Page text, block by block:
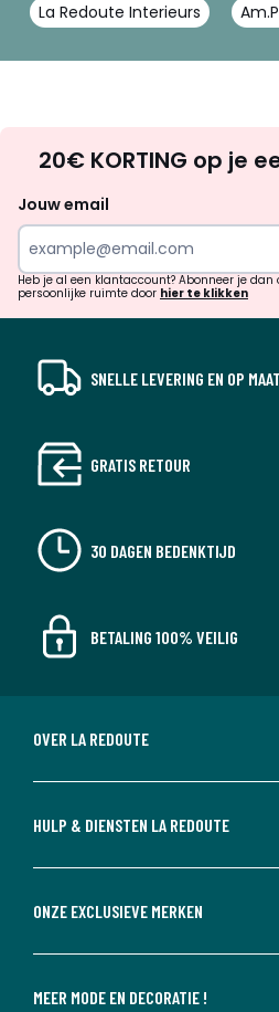
La Redoute Interieurs
20€ KORTING op je
Jouw email
Heb je al een klantaccount? Abonneer je
persoonlijke ruimte door hier te klikken
SNELLE LEVERING EN OP
GRATIS RETOUR
30 DAGEN BEDENKTIJD
BETALING 100% VEILIG
OVER LA REDOUTE
HULP & DIENSTEN LA REDOUTE
ONZE EXCLUSIEVE MERKEN
MEER MODE EN DECORATIE !